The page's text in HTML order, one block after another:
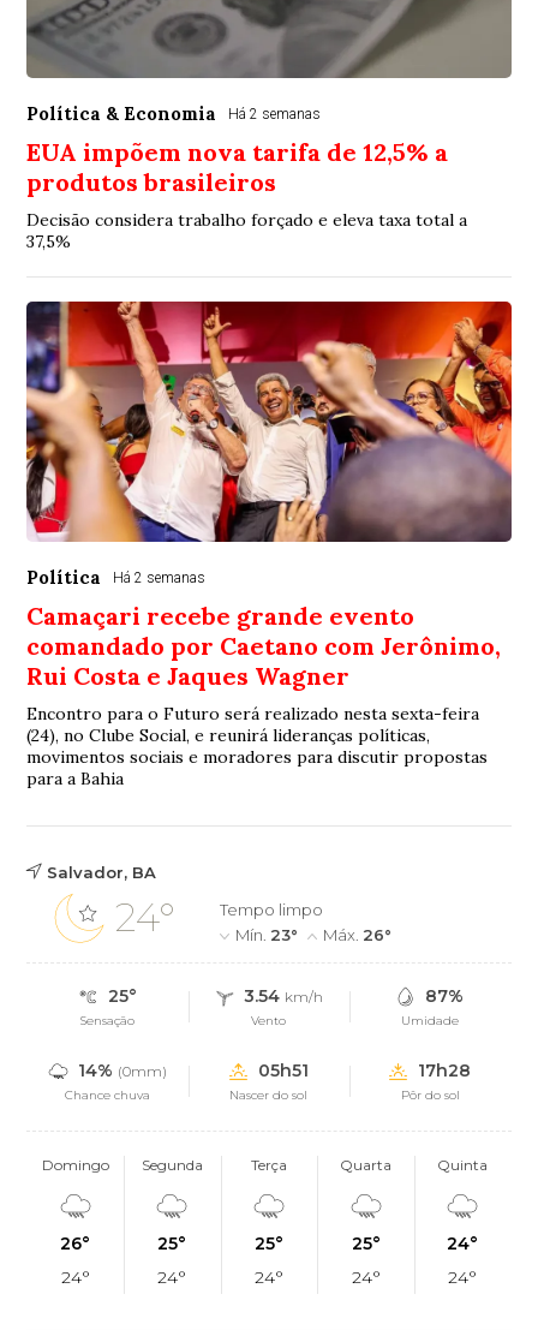
Política & Economia Há 2 semanas
EUA impõem nova tarifa de 12,5% a
produtos brasileiros
Decisão considera trabalho forçado e eleva taxa total a
37,5%
Política Há 2 semanas
Camaçari recebe grande evento
comandado por Caetano com Jerônimo,
Rui Costa e Jaques Wagner
Encontro para o Futuro será realizado nesta sexta-feira
(24), no Clube Social, e reunirá lideranças políticas,
movimentos sociais e moradores para discutir propostas
para a Bahia
Salvador, BA
24°
Tempo limpo
Mín. 23° Máx. 26°
25°
Sensação
3.54 km/h
Vento
87%
Umidade
14% (0mm)
Chance chuva
05h51
Nascer do sol
17h28
Pôr do sol
Domingo
26°
24°
Segunda
25°
24°
Terça
25°
24°
Quarta
25°
24°
Quinta
24°
24°